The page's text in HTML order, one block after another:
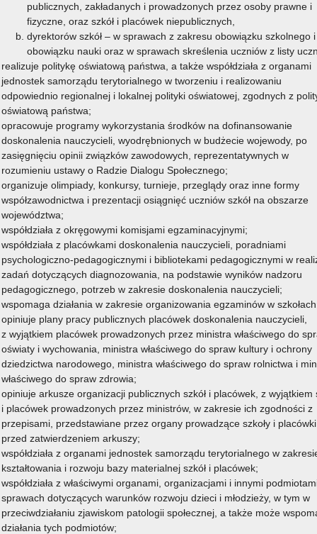
załącznikowi nr 6 do rozporządzenia, który określawzór
umożliwić organizatorowi wypoczynku podjęcie właściwej
w wypoczynku. Informacje zawarte w karcie kwalifikacyjnej
do stanu zdrowia uczestnika, jego diety, uczuleń na
przyjmowanych na stałe leków i ich dawek, chorób
soczewek, diety niskokalorycznej czy wegetarianizmu.
do potrzeb uczestnika wynikających z problemów z
czy hydrofobii (we wzorze karty kwalifikacyjnej wymieniono
wypoczynku informacje o dziecku).
z którymkarty kwalifikacyjne uczestników wypoczynku,
w 2026 r., przekazane przez organizatora wypoczynku
przed dniem wejścia w życie rozporządzenia zachowują
pismo w sprawie organizacji
się poniżej:
na najczęściej zadawane
Można zapoznać się z nimi TUTAJ.
zachęcamy również do kontaktu pod numerami
szczególności art. 92a–92t, które określają zasady
publicznych, zakładanych i prowadzonych przez osoby prawne i
fizyczne, oraz szkół i placówek niepublicznych,
dyrektorów szkół – w sprawach z zakresu obowiązku szkolnego i
obowiązku nauki oraz w sprawach skreślenia uczniów z listy
realizuje politykę oświatową państwa, a także współdziała z organami
jednostek samorządu terytorialnego w tworzeniu i realizowaniu
odpowiednio regionalnej i lokalnej polityki oświatowej, zgodnych z
oświatową państwa;
opracowuje programy wykorzystania środków na dofinansowanie
doskonalenia nauczycieli, wyodrębnionych w budżecie wojewody, po
zasięgnięciu opinii związków zawodowych, reprezentatywnych w
rozumieniu ustawy o Radzie Dialogu Społecznego;
organizuje olimpiady, konkursy, turnieje, przeglądy oraz inne formy
współzawodnictwa i prezentacji osiągnięć uczniów szkół na obszarze
województwa;
współdziała z okręgowymi komisjami egzaminacyjnymi;
współdziała z placówkami doskonalenia nauczycieli, poradniami
psychologiczno-pedagogicznymi i bibliotekami pedagogicznymi w
zadań dotyczących diagnozowania, na podstawie wyników nadzoru
pedagogicznego, potrzeb w zakresie doskonalenia nauczycieli;
wspomaga działania w zakresie organizowania egzaminów w
opiniuje plany pracy publicznych placówek doskonalenia nauczycieli,
z wyjątkiem placówek prowadzonych przez ministra właściwego do
oświaty i wychowania, ministra właściwego do spraw kultury i ochrony
dziedzictwa narodowego, ministra właściwego do spraw rolnictwa i
właściwego do spraw zdrowia;
opiniuje arkusze organizacji publicznych szkół i placówek, z wyjątkiem
i placówek prowadzonych przez ministrów, w zakresie ich zgodności z
przepisami, przedstawiane przez organy prowadzące szkoły i placówki
przed zatwierdzeniem arkuszy;
współdziała z organami jednostek samorządu terytorialnego w
kształtowania i rozwoju bazy materialnej szkół i placówek;
współdziała z właściwymi organami, organizacjami i innymi
sprawach dotyczących warunków rozwoju dzieci i młodzieży, w tym w
przeciwdziałaniu zjawiskom patologii społecznej, a także może
działania tych podmiotów;